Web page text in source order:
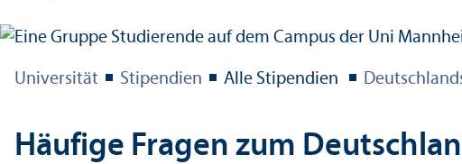
Universität Stipendien Alle Stipendien
Häufige Fragen zum